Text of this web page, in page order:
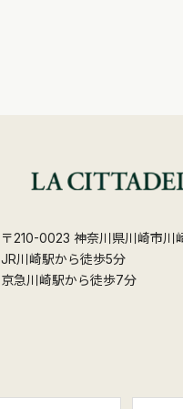
〒210-0023 神奈川県川崎市川
JR川崎駅から徒歩5分
京急川崎駅から徒歩7分